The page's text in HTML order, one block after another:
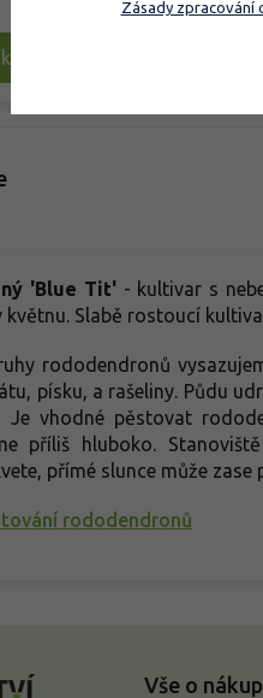
roste
běžnějšímu
Nejlépe
starší keř o
lesklé listy
'Blue Tit'- kultivar s
květnu. Slabě rostoucí
rododendronů
písku, a rašeliny. Půdu
vhodné pěstovat
příliš hluboko.
přímé slunce může
rododendronů
Vše o
Zásady zpracování